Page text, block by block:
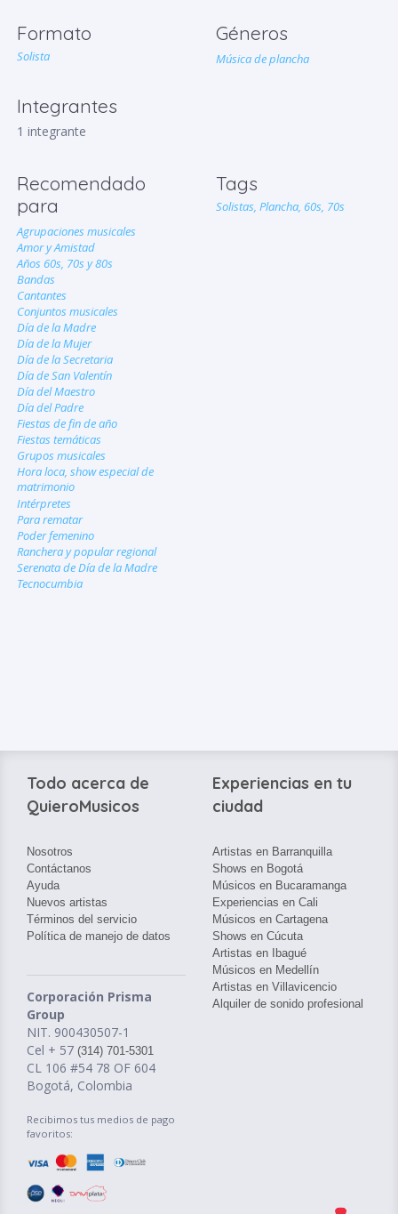
Formato
Solista
Integrantes
1 integrante
Géneros
Música de plancha
Recomendado
para
Agrupaciones musicales
Amor y Amistad
Años 60s, 70s y 80s
Bandas
Cantantes
Conjuntos musicales
Día de la Madre
Día de la Mujer
Día de la Secretaria
Día de San Valentín
Día del Maestro
Día del Padre
Fiestas de fin de año
Fiestas temáticas
Grupos musicales
Hora loca, show especial de
matrimonio
Intérpretes
Para rematar
Poder femenino
Ranchera y popular regional
Serenata de Día de la Madre
Tecnocumbia
Tags
Solistas, Plancha, 60s, 70s
Todo acerca de
QuieroMusicos
Nosotros
Contáctanos
Ayuda
Nuevos artistas
Términos del servicio
Política de manejo de datos
Corporación Prisma
Group
NIT. 900430507-1
Cel + 57 (314) 701-5301
CL 106 #54 78 OF 604
Bogotá, Colombia
Recibimos tus medios de pago
favoritos:
Experiencias en tu
ciudad
Artistas en Barranquilla
Shows en Bogotá
Músicos en Bucaramanga
Experiencias en Cali
Músicos en Cartagena
Shows en Cúcuta
Artistas en Ibagué
Músicos en Medellín
Artistas en Villavicencio
Alquiler de sonido profesional